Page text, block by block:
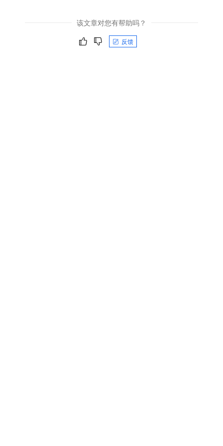
该文章对您有帮助吗？
反馈